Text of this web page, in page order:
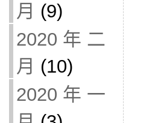
月 (9)
2020 年 二
月 (10)
2020 年 一